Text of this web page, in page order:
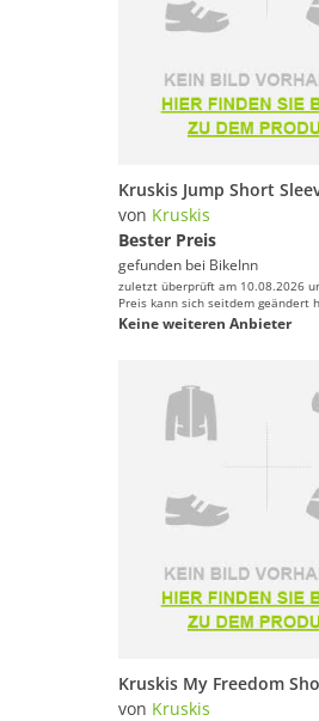
von Kruskis
Bester Preis
gefunden bei BikeInn
zuletzt überprüft am 10.08.2026
Preis kann sich seitdem geändert
Keine weiteren Anbieter
von Kruskis